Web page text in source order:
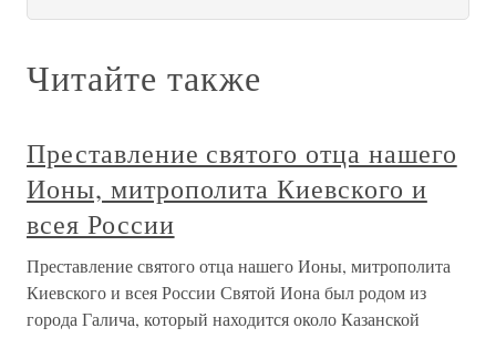
Читайте также
Преставление святого отца нашего
Ионы, митрополита Киевского и
всея России
Преставление святого отца нашего Ионы, митрополита
Киевского и всея России Святой Иона был родом из
города Галича, который находится около Казанской